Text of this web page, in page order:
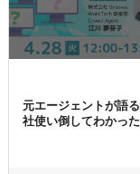
元エージェントが語る
社使い倒してわかっ